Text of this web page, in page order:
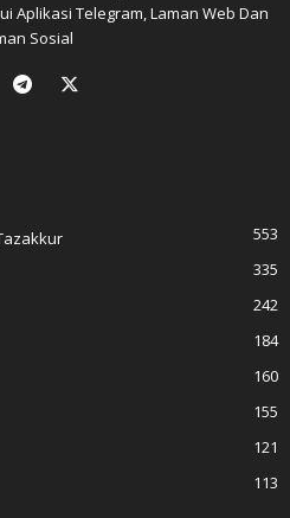
Aplikasi Telegram, Laman Web Dan
Sosial
553
335
242
184
160
155
121
113